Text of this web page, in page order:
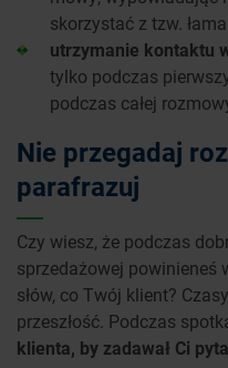
skorzystać z tzw.
utrzymanie kontaktu
tylko podczas
podczas całej
Nie przegadaj
parafrazuj
Czy wiesz, że podczas
sprzedażowej powinieneś
słów, co Twój klient?
przeszłość. Podczas
klienta, by zadawał Ci